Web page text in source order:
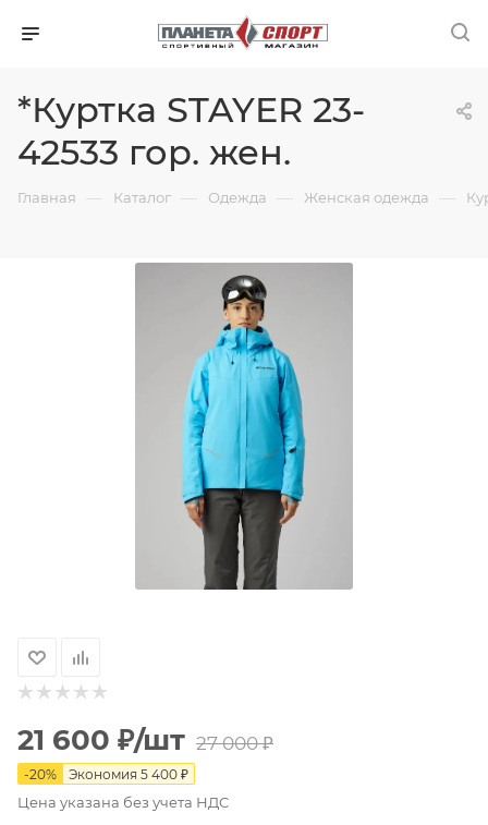
*Куртка STAYER 23-
42533 гор. жен.
Главная — Каталог — Одежда — Женская одежда —
21 600 ₽/шт 27 000₽
-20% Экономия 5 400 ₽
Цена указана без учета НДС